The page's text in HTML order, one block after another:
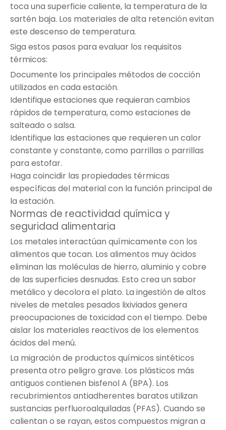
toca una superficie caliente, la temperatura de la
sartén baja. Los materiales de alta retención evitan
este descenso de temperatura.
Siga estos pasos para evaluar los requisitos
térmicos:
Documente los principales métodos de cocción
utilizados en cada estación.
Identifique estaciones que requieran cambios
rápidos de temperatura, como estaciones de
salteado o salsa.
Identifique las estaciones que requieren un calor
constante y constante, como parrillas o parrillas
para estofar.
Haga coincidir las propiedades térmicas
específicas del material con la función principal de
la estación.
Normas de reactividad química y
seguridad alimentaria
Los metales interactúan químicamente con los
alimentos que tocan. Los alimentos muy ácidos
eliminan las moléculas de hierro, aluminio y cobre
de las superficies desnudas. Esto crea un sabor
metálico y decolora el plato. La ingestión de altos
niveles de metales pesados ​​lixiviados genera
preocupaciones de toxicidad con el tiempo. Debe
aislar los materiales reactivos de los elementos
ácidos del menú.
La migración de productos químicos sintéticos
presenta otro peligro grave. Los plásticos más
antiguos contienen bisfenol A (BPA). Los
recubrimientos antiadherentes baratos utilizan
sustancias perfluoroalquiladas (PFAS). Cuando se
calientan o se rayan, estos compuestos migran a